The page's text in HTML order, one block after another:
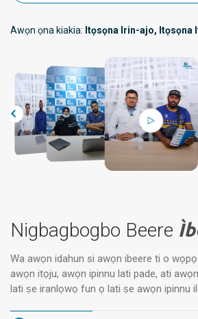
Awọn ọna kiakia: Itọsọna Irin-ajo, Itọsọna
Nigbagbogbo Beere
Wa awọn idahun si awọn ibeere ti o
awọn itọju, awọn ipinnu lati pade, ati
lati ṣe iranlọwọ fun ọ lati ṣe awọn ipinnu